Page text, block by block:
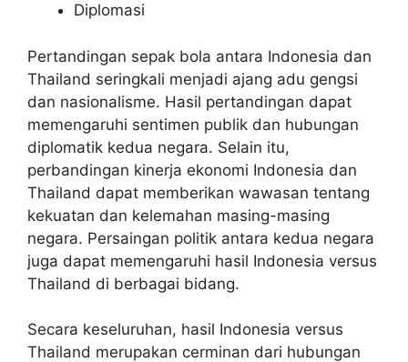
Diplomasi
Pertandingan sepak bola antara Indonesia dan
Thailand seringkali menjadi ajang adu gengsi
dan nasionalisme. Hasil pertandingan dapat
memengaruhi sentimen publik dan hubungan
diplomatik kedua negara. Selain itu,
perbandingan kinerja ekonomi Indonesia dan
Thailand dapat memberikan wawasan tentang
kekuatan dan kelemahan masing-masing
negara. Persaingan politik antara kedua negara
juga dapat memengaruhi hasil Indonesia versus
Thailand di berbagai bidang.
Secara keseluruhan, hasil Indonesia versus
Thailand merupakan cerminan dari hubungan